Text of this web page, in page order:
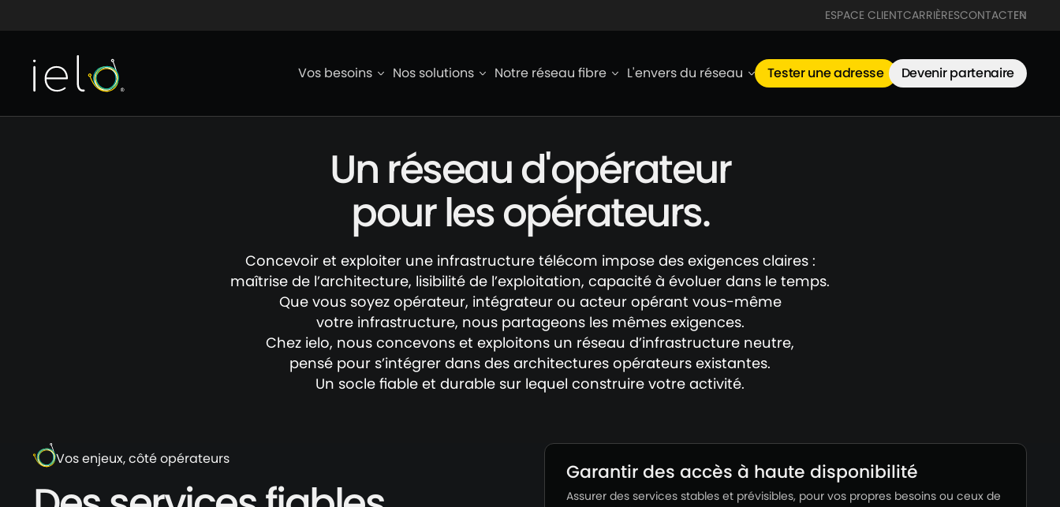
Vos besoins Nos solutions Notre réseau fibre L'envers du réseau Tester une adresse Devenir partenaire
ESPACE CLIENTCARRIÈRESCONTACTFR
EN
Un réseau d'opérateur
pour les opérateurs.
Concevoir et exploiter une infrastructure télécom impose des exigences claires :
maîtrise de l’architecture, lisibilité de l’exploitation, capacité à évoluer dans le temps.
Que vous soyez opérateur, intégrateur ou acteur opérant vous-même
votre infrastructure, nous partageons les mêmes exigences.
Chez ielo, nous concevons et exploitons un réseau d’infrastructure neutre,
pensé pour s’intégrer dans des architectures opérateurs existantes.
Un socle fiable et durable sur lequel construire votre activité.
Vos enjeux, côté opérateurs
Garantir des accès à haute disponibilité
Assurer des services stables et prévisibles, pour vos propres besoins ou ceux de